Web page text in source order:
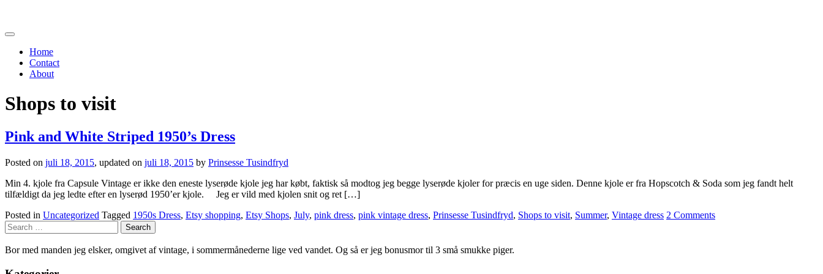
Toggle
navigationHome
Contact
About
Shops to visit
Pink and White Striped 1950’s Dress
Posted on juli 18, 2015, updated on juli 18, 2015 by Prinsesse Tusindfryd
Min 4. kjole fra Capsule Vintage er ikke den eneste lyserøde kjole jeg har købt, faktisk så modtog jeg begge lyserøde kjoler for præcis en uge siden. Denne kjole er fra Hopscotch & Soda som jeg fandt helt
tilfældigt da jeg ledte efter en lyserød 1950’er kjole. Jeg er vild med kjolen snit og ret […]
Posted in Uncategorized Tagged 1950s Dress, Etsy shopping, Etsy Shops, July, pink dress, pink vintage dress, Prinsesse Tusindfryd, Shops to visit, Summer, Vintage dress 2 Comments
Bor med manden jeg elsker, omgivet af vintage, i sommermånederne lige ved vandet. Og så er jeg bonusmor til 3 små smukke piger.